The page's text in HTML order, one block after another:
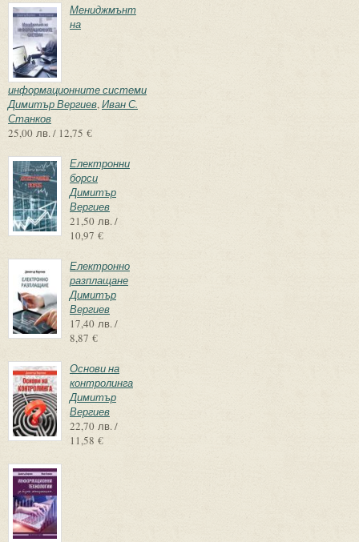
Мениджмънт
на
информационните системи
Димитър Вергиев,Иван С.
Станков
25,00 лв. / 12,75 €
Електронни
борси
Димитър
Вергиев
21,50 лв. /
10,97 €
Електронно
разплащане
Димитър
Вергиев
17,40 лв. /
8,87 €
Основи на
контролинга
Димитър
Вергиев
22,70 лв. /
11,58 €